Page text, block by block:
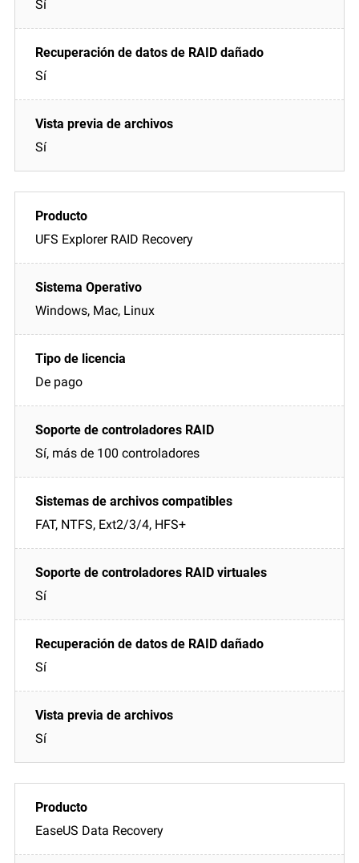
Sí
Sí
Sí
UFS Explorer RAID Recovery
Windows, Mac, Linux
De pago
Sí, más de 100 controladores
FAT, NTFS, Ext2/3/4, HFS+
Sí
Sí
Sí
EaseUS Data Recovery